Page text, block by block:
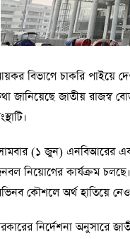
বিভাগে চাকরি পাইয়ে
জানিয়েছে জাতীয় রাজস্ব
(১ জুন) এনবিআরের এক
নিয়োগের কার্যক্রম
কৌশলে অর্থ হাতিয়ে
নির্দেশনা অনুসারে